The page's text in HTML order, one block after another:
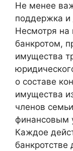
Не менее
поддержка и
Несмотря на
банкротом,
имущества
о составе
имущества
членов
финансовым
Каждое